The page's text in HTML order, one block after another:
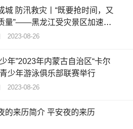
城 防汛救灾丨“既要抢时间，又
量”——黑龙江受灾景区加速恢
2023-08-26
年”2023年内蒙古自治区“卡尔
少年游泳俱乐部联赛举行
2023-08-26
的来历简介 平安夜的来历